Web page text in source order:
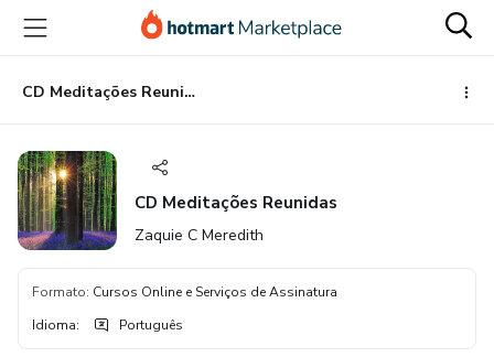
para
conteúdo
principal
para
pagamento
para
rodapé
CD Meditações Reunidas
CD Meditações Reunidas
Zaquie C Meredith
Formato: Cursos Online e Serviços de Assinatura
Idioma: Português